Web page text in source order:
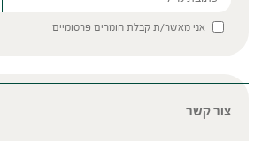
Please leave this field empty.
אני מאשר/ת קבלת חומרים פרסומיים
צור קשר